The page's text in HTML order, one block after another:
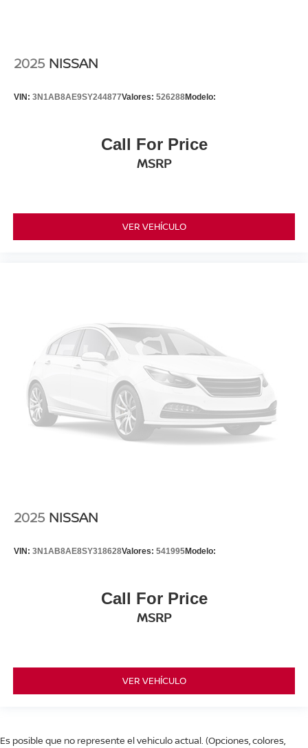
2025 NISSAN
VIN: 3N1AB8AE9SY244877Valores: 526288Modelo:
Call For Price
MSRP
VER VEHÍCULO
2025 NISSAN
VIN: 3N1AB8AE8SY318628Valores: 541995Modelo:
Call For Price
MSRP
VER VEHÍCULO
Es posible que no represente el vehiculo actual. (Opciones, colores,